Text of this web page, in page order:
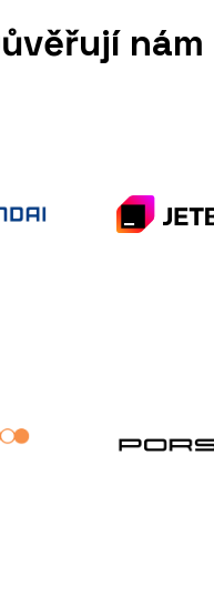
nám